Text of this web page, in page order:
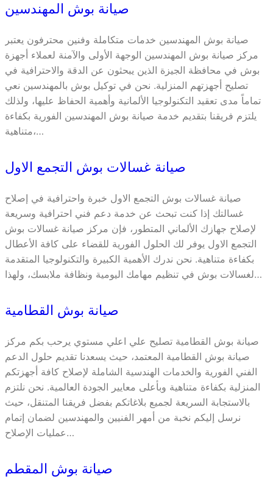
صيانة بوش المهندسين
صيانة بوش المهندسين خدمات متكاملة وفنين محترفون يعتبر
مركز صيانة بوش المهندسين الوجهة الأولى والآمنة لعملاء أجهزة
بوش في محافظة الجيزة الذين يبحثون عن الدقة والاحترافية في
تصليح أجهزتهم المنزلية. نحن في توكيل بوش بالمهندسين نعي
تماماً مدى تعقيد التكنولوجيا الألمانية وأهمية الحفاظ عليها، ولذلك
يلتزم فريقنا بتقديم خدمة صيانة بوش المهندسين الفورية بكفاءة
متناهية،…
صيانة غسالات بوش التجمع الاول
صيانة غسالات بوش التجمع الاول خبرة واحترافية في إصلاح
غسالتك إذا كنت تبحث عن خدمة دعم فني احترافية وسريعة
لإصلاح جهازك الألماني المتطور، فإن مركز صيانة غسالات بوش
التجمع الاول يوفر لك الحلول الفورية للقضاء على كافة الأعطال
بكفاءة متناهية. نحن ندرك الأهمية الكبيرة والتكنولوجيا المتقدمة
لغسالات بوش في تنظيم مهامك اليومية ونظافة ملابسك، ولهذا…
صيانة بوش القطامية
صيانة بوش القطامية تصليح علي اعلي مستوي يرحب بكم مركز
صيانة بوش القطامية المعتمد، حيث يسعدنا تقديم حلول الدعم
الفني الفورية والخدمات الهندسية الشاملة لإصلاح كافة أجهزتكم
المنزلية بكفاءة متناهية وبأعلى معايير الجودة العالمية. نحن نلتزم
بالاستجابة السريعة لجميع بلاغاتكم بفضل فريقنا المتنقل، حيث
نرسل إليكم نخبة من أمهر الفنيين والمهندسين لضمان إتمام
عمليات الإصلاح…
صيانة بوش المقطم